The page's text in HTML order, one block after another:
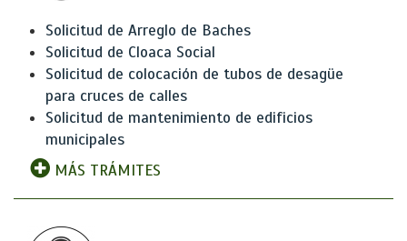
Solicitud de Arreglo de Baches
Solicitud de Cloaca Social
Solicitud de colocación de tubos de desagüe
para cruces de calles
Solicitud de mantenimiento de edificios
municipales
MÁS TRÁMITES